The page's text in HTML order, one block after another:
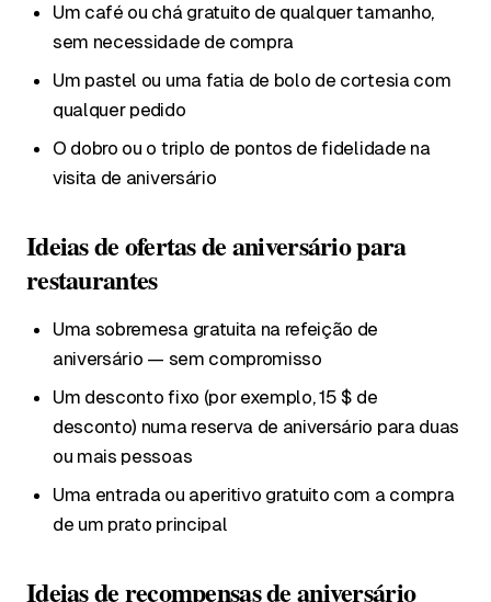
Um café ou chá gratuito de qualquer tamanho,
sem necessidade de compra
Um pastel ou uma fatia de bolo de cortesia com
qualquer pedido
O dobro ou o triplo de pontos de fidelidade na
visita de aniversário
Ideias de ofertas de aniversário para
restaurantes
Uma sobremesa gratuita na refeição de
aniversário — sem compromisso
Um desconto fixo (por exemplo, 15 $ de
desconto) numa reserva de aniversário para duas
ou mais pessoas
Uma entrada ou aperitivo gratuito com a compra
de um prato principal
Ideias de recompensas de aniversário